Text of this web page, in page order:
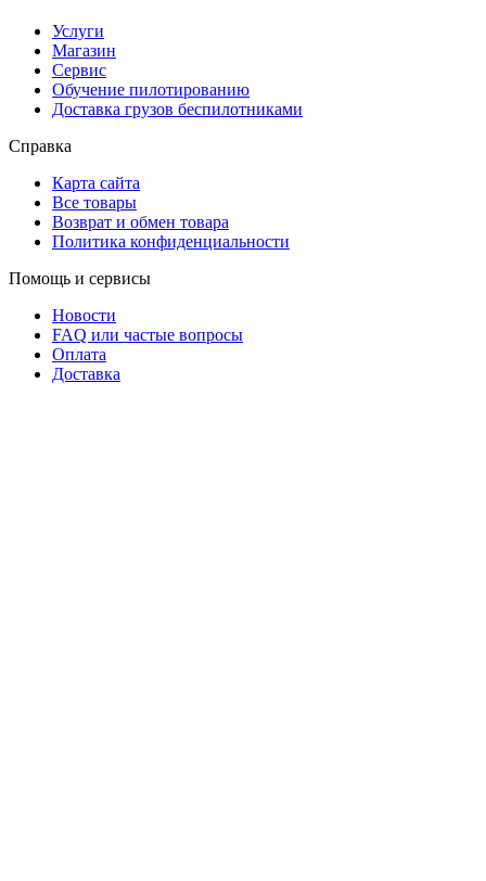
Услуги
Магазин
Сервис
Обучение пилотированию
Доставка грузов беспилотниками
Справка
Карта сайта
Все товары
Возврат и обмен товара
Политика конфиденциальности
Помощь и сервисы
Новости
FAQ или частые вопросы
Оплата
Доставка